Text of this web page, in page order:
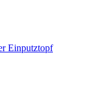
Einputztopf